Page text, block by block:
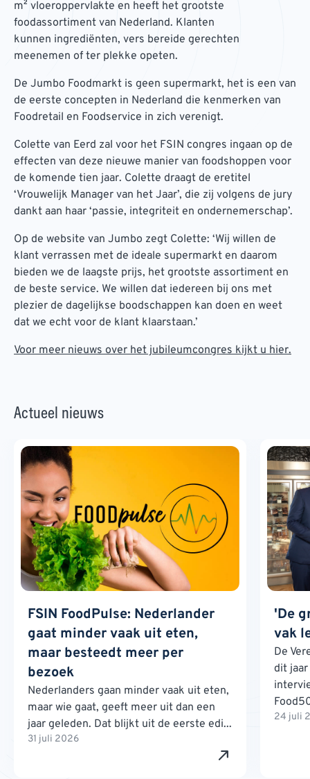
m² vloeroppervlakte en heeft het grootste
foodassortiment van Nederland. Klanten
kunnen ingrediënten, vers bereide gerechten
meenemen of ter plekke opeten.
De Jumbo Foodmarkt is geen supermarkt, het is een van
de eerste concepten in Nederland die kenmerken van
Foodretail en Foodservice in zich verenigt.
Colette van Eerd zal voor het FSIN congres ingaan op de
effecten van deze nieuwe manier van foodshoppen voor
de komende tien jaar. Colette draagt de eretitel
‘Vrouwelijk Manager van het Jaar’, die zij volgens de jury
dankt aan haar ‘passie, integriteit en ondernemerschap’.
Op de website van Jumbo zegt Colette: ‘Wij willen de
klant verrassen met de ideale supermarkt en daarom
bieden we de laagste prijs, het grootste assortiment en
de beste service. We willen dat iedereen bij ons met
plezier de dagelijkse boodschappen kan doen en weet
dat we echt voor de klant klaarstaan.’
Voor meer nieuws over het jubileumcongres kijkt u hier.
Actueel nieuws
FSIN FoodPulse: Nederlander
gaat minder vaak uit eten,
maar besteedt meer per
bezoek
Nederlanders gaan minder vaak uit eten,
maar wie gaat, geeft meer uit dan een
jaar geleden. Dat blijkt uit de eerste edi...
31 juli 2026
'De
vak
De
dit
24 juli